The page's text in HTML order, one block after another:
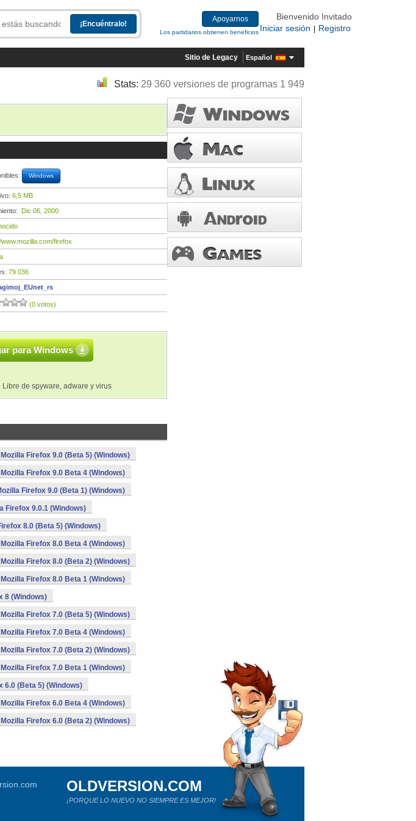
Apoyarnos
Los partidarios obtienen beneficios
Bienvenido Invitado
Iniciar sesión
Registro
Sitio de Legacy Español
Stats: 29 360 versiones de programas 1 949
Windows
6,5 MB
Dic 06, 2000
firefox
79 036
(0 votos)
para Windows
Libre de spyware, adware y virus
Mozilla Firefox 9.0 (Beta 5) (Windows)
Mozilla Firefox 9.0 Beta 4 (Windows)
Firefox 9.0 (Beta 1) (Windows)
Firefox 9.0.1 (Windows)
8.0 (Beta 5) (Windows)
Mozilla Firefox 8.0 Beta 4 (Windows)
Mozilla Firefox 8.0 (Beta 2) (Windows)
Mozilla Firefox 8.0 Beta 1 (Windows)
8 (Windows)
Mozilla Firefox 7.0 (Beta 5) (Windows)
Mozilla Firefox 7.0 Beta 4 (Windows)
Mozilla Firefox 7.0 (Beta 2) (Windows)
Mozilla Firefox 7.0 Beta 1 (Windows)
6.0 (Beta 5) (Windows)
Mozilla Firefox 6.0 Beta 4 (Windows)
Mozilla Firefox 6.0 (Beta 2) (Windows)
OLDVERSION.COM
¡PORQUE LO NUEVO NO SIEMPRE ES MEJOR!